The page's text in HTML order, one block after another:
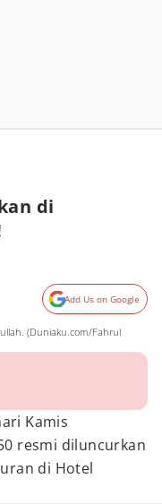
di
Add Us on Google
(Duniaku.com/Fahrul
Kamis
resmi diluncurkan
di Hotel